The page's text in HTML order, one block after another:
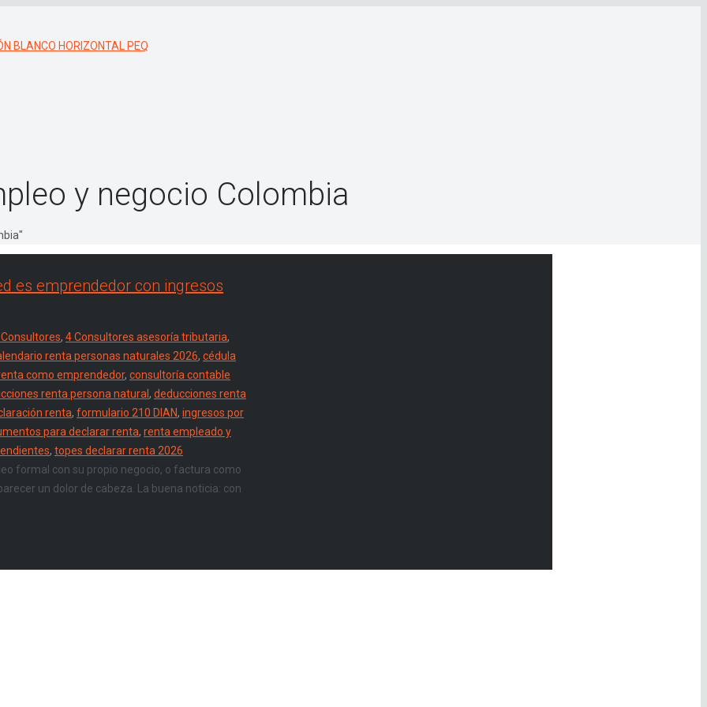
y negocio Colombia
es emprendedor con ingresos
, 4 Consultores asesoría tributaria,
renta personas naturales 2026, cédula
como emprendedor, consultoría contable
renta persona natural , deducciones renta
renta, formulario 210 DIAN, ingresos por
para declarar renta, renta empleado y
, topes declarar renta 2026
formal con su propio negocio, o factura como
un dolor de cabeza. La buena noticia: con